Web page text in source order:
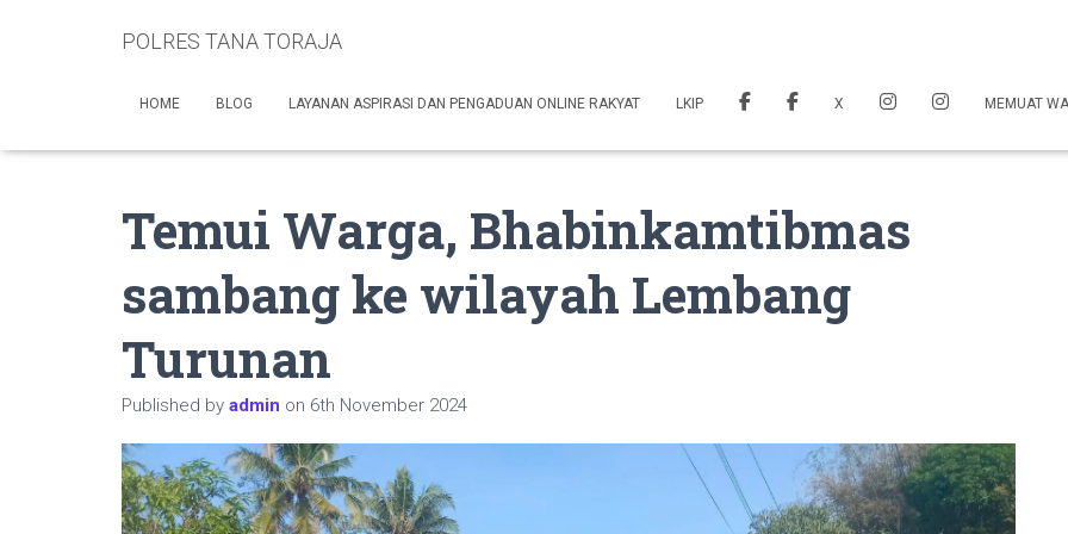
POLRES TANA TORAJA
HOME BLOG LAYANAN ASPIRASI DAN PENGADUAN ONLINE RAKYAT LKIP X MEMUAT
Temui Warga, Bhabinkamtibmas
sambang ke wilayah Lembang
Turunan
Published by admin on 6th November 2024